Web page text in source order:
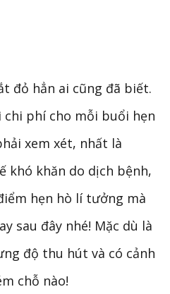
đỏ hẳn ai cũng đã biết.
phí cho mỗi buổi hẹn
xem xét, nhất là
khăn do dịch bệnh,
hẹn hò lí tưởng mà
sau đây nhé! Mặc dù là
độ thu hút và có cảnh
chỗ nào!